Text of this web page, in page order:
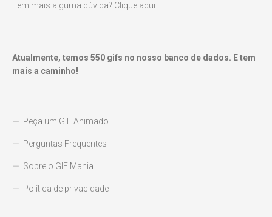
Tem mais alguma dúvida? Clique aqui.
Atualmente, temos 550 gifs no nosso banco de dados. E tem
mais a caminho!
Peça um GIF Animado
Perguntas Frequentes
Sobre o GIF Mania
Política de privacidade